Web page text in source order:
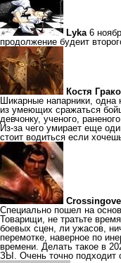
Lyka 6
продолжение будеит
Костя
Шикарные напарники, одна
из умеющих сражаться
девчонку, ученого,
Из-за чего умирает еще
стоит водиться если
Специально пошел на
Товарищи, не тратьте
боевых сцен, ли ужасов,
перемотке, наверное по
времени. Делать такое в
ЗЫ. Очень точно подходит